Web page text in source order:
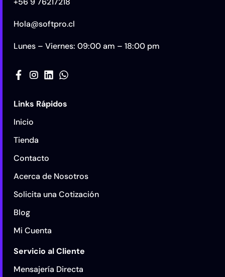
Hola@softpro.cl
Lunes – Viernes: 09:00 am – 18:00 pm
Links Rápidos
Inicio
Tienda
Contacto
Acerca de Nosotros
Solicita una Cotización
Blog
Mi Cuenta
Servicio al Cliente
Mensajería Directa